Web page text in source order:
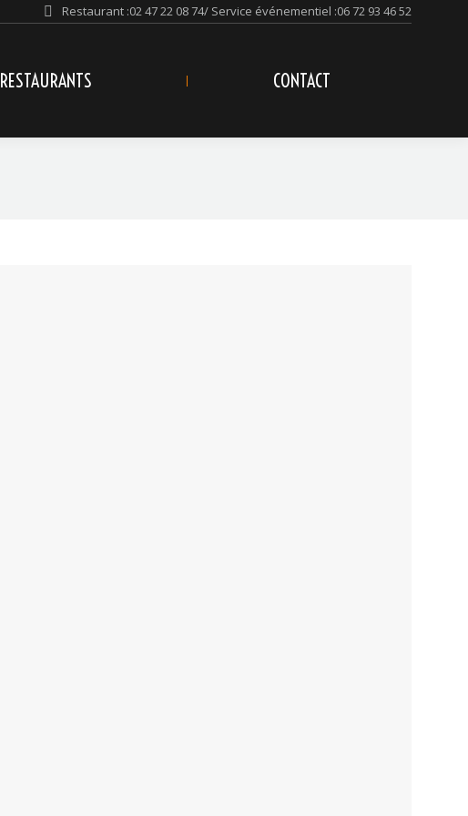
Restaurant :02 47 22 08 74/ Service événementiel :06 72 93 46 52
RESTAURANTS CONTACT